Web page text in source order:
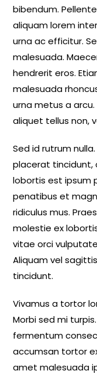
bibendum.
aliquam lorem
urna ac efficitur.
malesuada.
hendrerit eros.
malesuada
urna metus a
aliquet tellus non,
Sed id rutrum
placerat tincidunt,
lobortis est ipsum
penatibus et
ridiculus mus.
molestie ex
vitae orci
Aliquam vel
tincidunt.
Vivamus a tortor
Morbi sed mi
fermentum
accumsan tortor
amet malesuada